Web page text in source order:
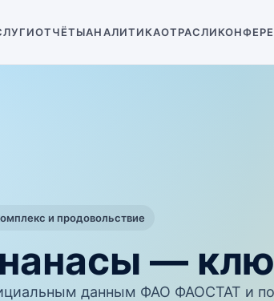
ОТЧЁТЫАНАЛИТИКАОТРАСЛИ
и продовольствие
—
данным ФАО ФАОСТАТ и